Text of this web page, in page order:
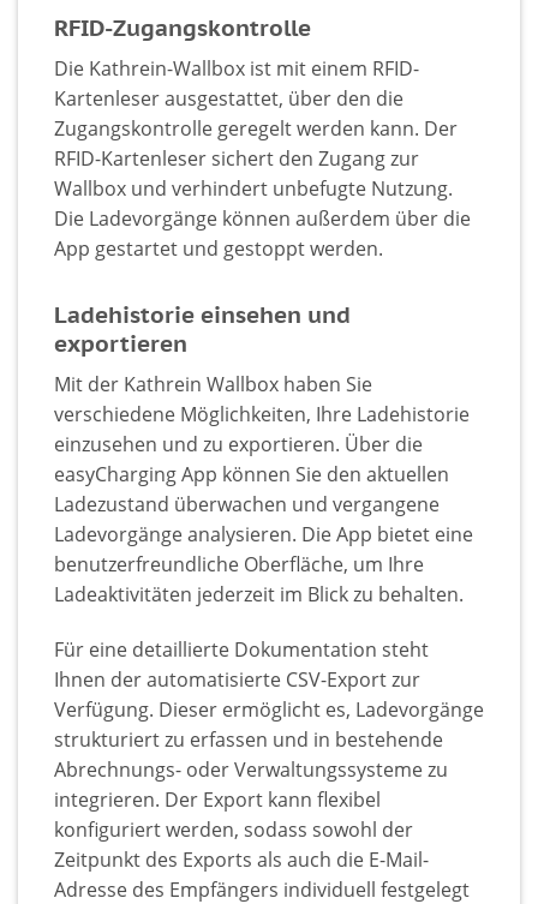
RFID-Zugangskontrolle
Die Kathrein-Wallbox ist mit einem RFID-
Kartenleser ausgestattet, über den die
Zugangskontrolle geregelt werden kann. Der
RFID-Kartenleser sichert den Zugang zur
Wallbox und verhindert unbefugte Nutzung.​
Die Ladevorgänge können außerdem über die
App gestartet und gestoppt werden.
Ladehistorie einsehen und
exportieren
Mit der Kathrein Wallbox haben Sie
verschiedene Möglichkeiten, Ihre Ladehistorie
einzusehen und zu exportieren. Über die
easyCharging App können Sie den aktuellen
Ladezustand überwachen und vergangene
Ladevorgänge analysieren. Die App bietet eine
benutzerfreundliche Oberfläche, um Ihre
Ladeaktivitäten jederzeit im Blick zu behalten.​
Für eine detaillierte Dokumentation steht
Ihnen der automatisierte CSV-Export zur
Verfügung. Dieser ermöglicht es, Ladevorgänge
strukturiert zu erfassen und in bestehende
Abrechnungs- oder Verwaltungssysteme zu
integrieren. Der Export kann flexibel
konfiguriert werden, sodass sowohl der
Zeitpunkt des Exports als auch die E-Mail-
Adresse des Empfängers individuell festgelegt